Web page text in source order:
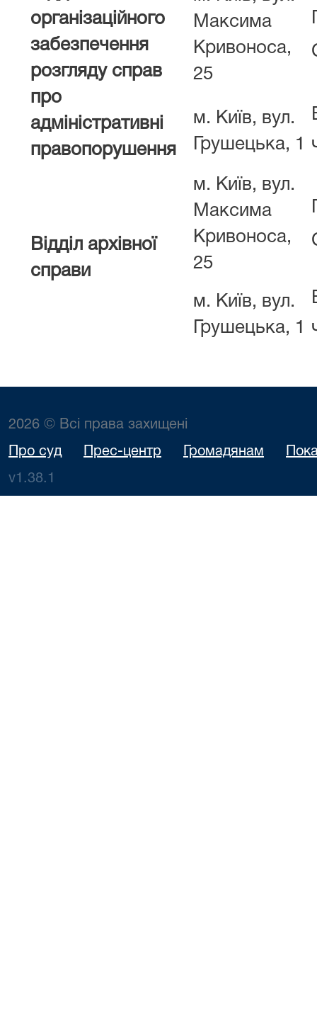
організаційного
забезпечення
розгляду справ
про
адміністративні
правопорушення
Максима
Кривоноса,
25
м. Київ, вул.
Грушецька, 1
Відділ архівної
справи
м. Київ, вул.
Максима
Кривоноса,
25
м. Київ, вул.
Грушецька, 1
2026 © Всі права захищені
Про суд Прес-центр Громадянам
v1.38.1